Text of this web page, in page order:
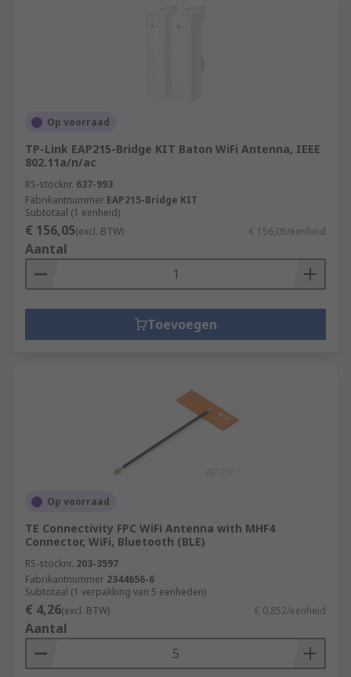
Op voorraad
TP-Link EAP215-Bridge KIT Baton WiFi Antenna, IEEE
802.11a/n/ac
RS-stocknr. 637-993
Fabrikantnummer EAP215-Bridge KIT
Subtotaal (1 eenheid)
€ 156,05(excl. BTW) € 156,05/eenheid
Aantal
Toevoegen
Op voorraad
TE Connectivity FPC WiFi Antenna with MHF4
Connector, WiFi, Bluetooth (BLE)
RS-stocknr. 203-3597
Fabrikantnummer 2344656-6
Subtotaal (1 verpakking van 5 eenheden)
€ 4,26(excl. BTW) € 0,852/eenheid
Aantal